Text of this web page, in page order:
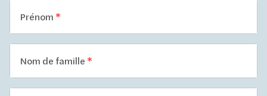
Prénom
Nom de famille